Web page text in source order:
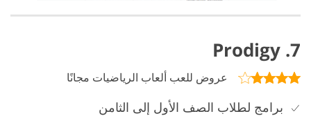
7. Prodigy
عروض للعب ألعاب الرياضيات مجانًا
برامج لطلاب الصف الأول إلى الثامن